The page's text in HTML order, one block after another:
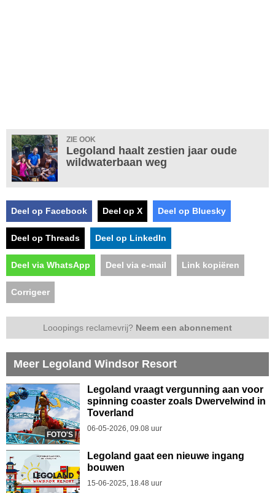
ZIE OOK
Legoland haalt zestien jaar oude
wildwaterbaan weg
Deel op Facebook Deel op X Deel op Bluesky
Deel op Threads Deel op LinkedIn
Deel via WhatsApp Deel via e-mail Link kopiëren
Corrigeer
Looopings reclamevrij? Neem een abonnement
Meer Legoland Windsor Resort
FOTO'S
Legoland vraagt vergunning aan voor
spinning coaster zoals Dwervelwind in
Toverland
06-05-2026, 09.08 uur
Legoland gaat een nieuwe ingang
bouwen
15-06-2025, 18.48 uur